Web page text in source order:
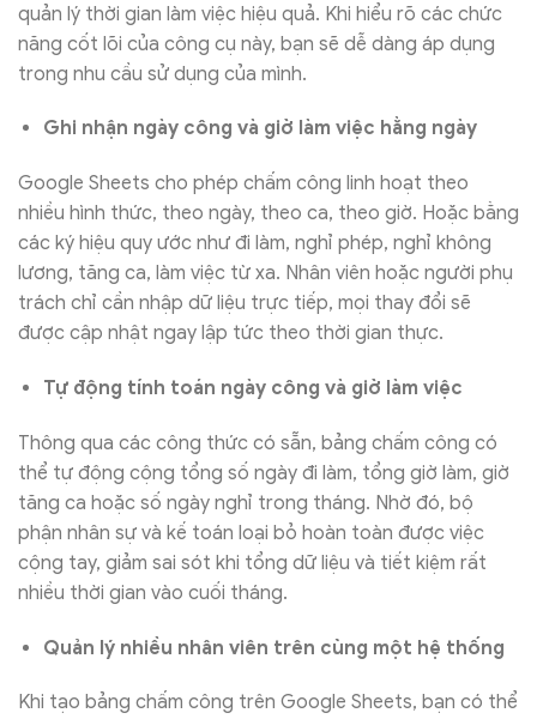
quản lý thời gian làm việc hiệu quả. Khi hiểu rõ các chức
năng cốt lõi của công cụ này, bạn sẽ dễ dàng áp dụng
trong nhu cầu sử dụng của mình.
Ghi nhận ngày công và giờ làm việc hằng ngày
Google Sheets cho phép chấm công linh hoạt theo
nhiều hình thức, theo ngày, theo ca, theo giờ. Hoặc bằng
các ký hiệu quy ước như đi làm, nghỉ phép, nghỉ không
lương, tăng ca, làm việc từ xa. Nhân viên hoặc người phụ
trách chỉ cần nhập dữ liệu trực tiếp, mọi thay đổi sẽ
được cập nhật ngay lập tức theo thời gian thực.
Tự động tính toán ngày công và giờ làm việc
Thông qua các công thức có sẵn, bảng chấm công có
thể tự động cộng tổng số ngày đi làm, tổng giờ làm, giờ
tăng ca hoặc số ngày nghỉ trong tháng. Nhờ đó, bộ
phận nhân sự và kế toán loại bỏ hoàn toàn được việc
cộng tay, giảm sai sót khi tổng dữ liệu và tiết kiệm rất
nhiều thời gian vào cuối tháng.
Quản lý nhiều nhân viên trên cùng một hệ thống
Khi tạo bảng chấm công trên Google Sheets, bạn có thể